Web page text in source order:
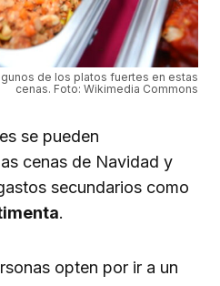
de los platos fuertes en estas
cenas. Foto: Wikimedia Commons
se pueden
cenas de Navidad y
secundarios como
.
opten por ir a un